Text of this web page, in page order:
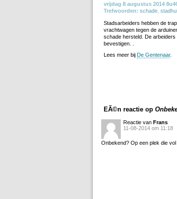
vrijdag 8 augustus 2014
Trefwoorden: schade
Stadsarbeiders hebben de
vrachtwagen tegen de
schade hersteld. De
bevestigen. .
Lees meer bij De Gentenaar.
EÃ©n reactie op
Reactie van Frans
11-08-2014 om 11:18
Onbekend? Op een plek die vol